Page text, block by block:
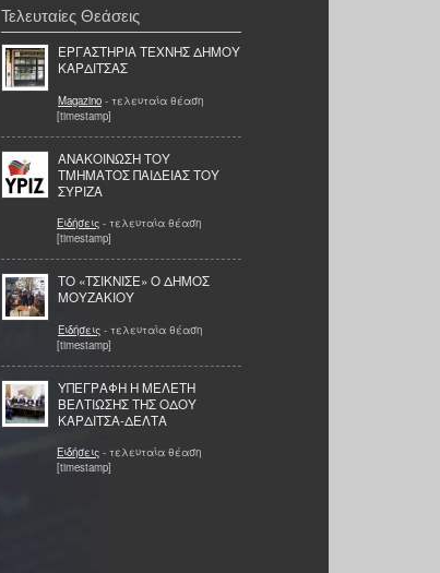
Τελευταίες Θεάσεις
ΕΡΓΑΣΤΗΡΙΑ ΤΕΧΝΗΣ ΔΗΜΟΥ
ΚΑΡΔΙΤΣΑΣ
Magazino - τελευταία θέαση
[timestamp]
ΑΝΑΚΟΙΝΩΣΗ ΤΟΥ
ΤΜΗΜΑΤΟΣ ΠΑΙΔΕΙΑΣ ΤΟΥ
ΣΥΡΙΖΑ
Ειδήσεις - τελευταία θέαση
[timestamp]
ΤΟ «ΤΣΙΚΝΙΣΕ» Ο ΔΗΜΟΣ
ΜΟΥΖΑΚΙΟΥ
Ειδήσεις - τελευταία θέαση
[timestamp]
ΥΠΕΓΡΑΦΗ Η ΜΕΛΕΤΗ
ΒΕΛΤΙΩΣΗΣ ΤΗΣ ΟΔΟΥ
ΚΑΡΔΙΤΣΑ-ΔΕΛΤΑ
Ειδήσεις - τελευταία θέαση
[timestamp]